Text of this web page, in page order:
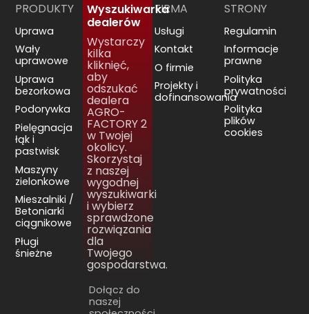
FIRMA
Usługi
Kontakt
O firmie
Projekty i
dofinansowania
STRONY
Regulamin
Informacje
prawne
Polityka
prywatności
Polityka
plików
cookies
PRODUKTY
Uprawa
Wały
uprawowe
Uprawa
bezorkowa
Podorywka
Pielęgnacja
łąk i
pastwisk
Maszyny
zielonkowe
Mieszalniki /
Betoniarki
ciągnikowe
Pługi
śnieżne
Wyszukiwarka
dealerów
Wystarczy
kilka
kliknięć,
aby
odszukać
dealera
AGRO-
FACTORY 2
w Twojej
okolicy.
Skorzystaj
z naszej
wygodnej
wyszukiwarki
i wybierz
sprawdzone
rozwiązania
dla
Twojego
gospodarstwa.
Dołącz do
naszej